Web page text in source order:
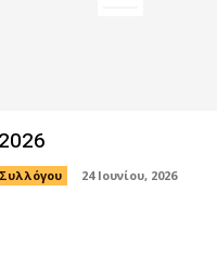
24 Ιουνίου, 2026